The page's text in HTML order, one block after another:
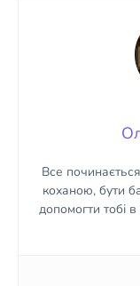
Все
коханою, бути
допомогти тобі